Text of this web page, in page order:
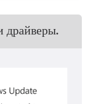
драйверы.